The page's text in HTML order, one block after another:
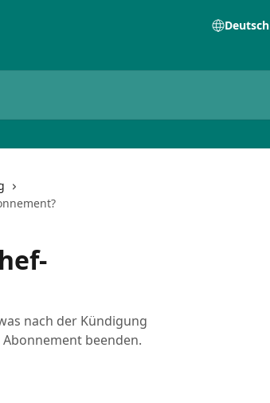
Deutsch
nach der Kündigung
beenden.